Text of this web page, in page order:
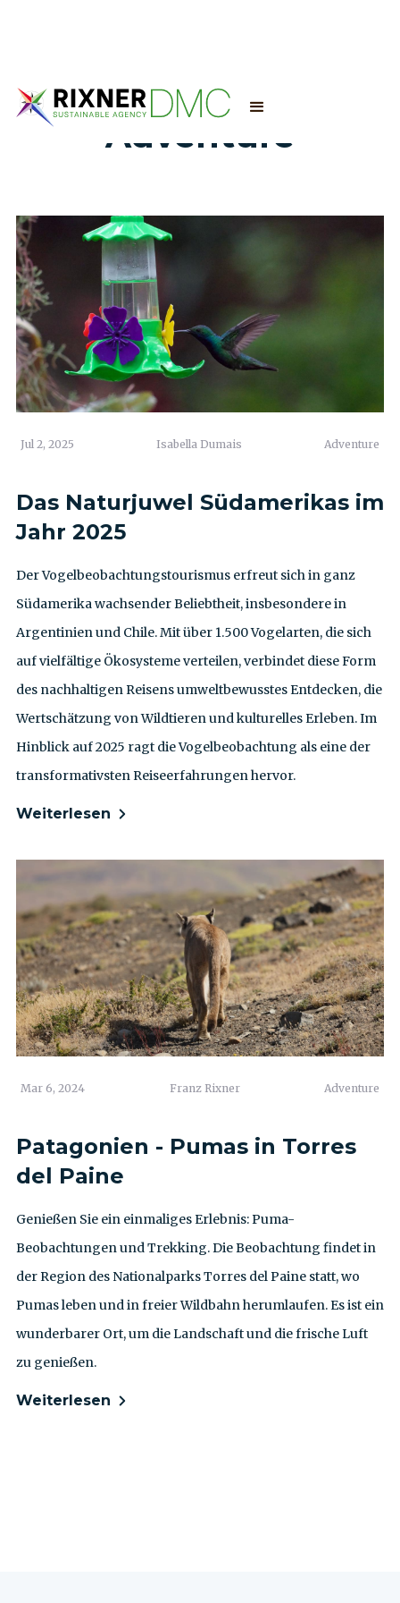
Adventure
Jul 2, 2025 Isabella Dumais Adventure
Das Naturjuwel Südamerikas im
Jahr 2025
Der Vogelbeobachtungstourismus erfreut sich in ganz
Südamerika wachsender Beliebtheit, insbesondere in
Argentinien und Chile. Mit über 1.500 Vogelarten, die sich
auf vielfältige Ökosysteme verteilen, verbindet diese Form
des nachhaltigen Reisens umweltbewusstes Entdecken, die
Wertschätzung von Wildtieren und kulturelles Erleben. Im
Hinblick auf 2025 ragt die Vogelbeobachtung als eine der
transformativsten Reiseerfahrungen hervor.
Weiterlesen
Mar 6, 2024 Franz Rixner Adventure
Patagonien - Pumas in Torres
del Paine
Genießen Sie ein einmaliges Erlebnis: Puma-
Beobachtungen und Trekking. Die Beobachtung findet in
der Region des Nationalparks Torres del Paine statt, wo
Pumas leben und in freier Wildbahn herumlaufen. Es ist ein
wunderbarer Ort, um die Landschaft und die frische Luft
zu genießen.
Weiterlesen